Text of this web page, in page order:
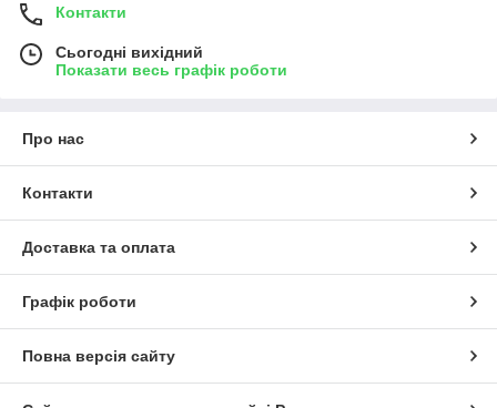
Контакти
Сьогодні вихідний
Показати весь графік роботи
Про нас
Контакти
Доставка та оплата
Графік роботи
Повна версія сайту